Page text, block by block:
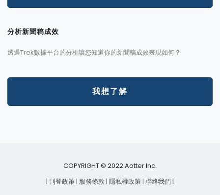
分析新聞稿成效
透過Trek數據平台的分析讓您知道你的新聞稿成效表現如何？
我想了解
COPYRIGHT © 2022 Aotter Inc.
| 刊登政策| 服務條款 | 隱私權政策| 聯絡我們 |